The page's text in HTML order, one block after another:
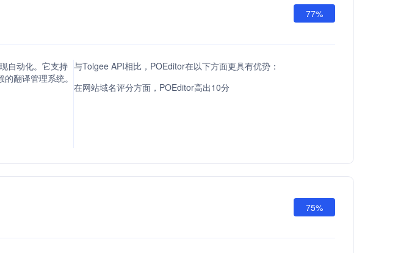
77%
自动化。它支持
翻译管理系统。
与Tolgee API相比，POEditor在以下方面更具有优势：
在网站域名评分方面，POEditor高出10分
75%